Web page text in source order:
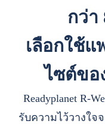
กว่า
เลือกใช้แ
ไซต์ขอ
Readyplanet R-
รับความไว้วางใจ